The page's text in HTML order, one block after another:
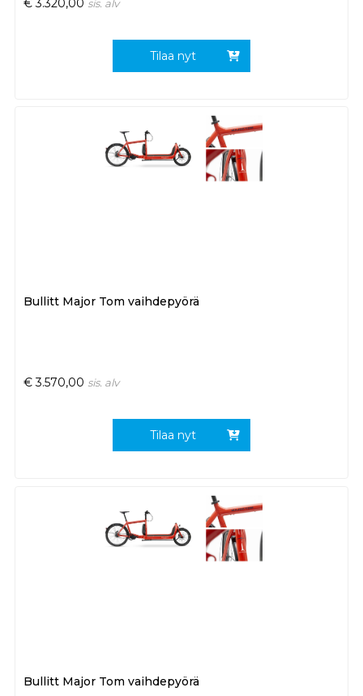
€ 3.320,00 sis. alv
Tilaa nyt
Bullitt Major Tom vaihdepyörä
€ 3.570,00 sis. alv
Tilaa nyt
Bullitt Major Tom vaihdepyörä